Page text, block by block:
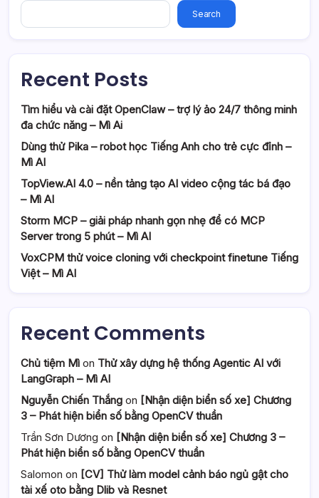
Search
Recent Posts
Tìm hiểu và cài đặt OpenClaw – trợ lý ảo 24/7 thông minh
đa chức năng – Mì Ai
Dùng thử Pika – robot học Tiếng Anh cho trẻ cực đỉnh –
Mì AI
TopView.AI 4.0 – nền tảng tạo AI video cộng tác bá đạo
– Mì AI
Storm MCP – giải pháp nhanh gọn nhẹ để có MCP
Server trong 5 phút – Mì AI
VoxCPM thử voice cloning với checkpoint finetune Tiếng
Việt – Mì AI
Recent Comments
Chủ tiệm Mì on Thử xây dựng hệ thống Agentic AI với
LangGraph – Mì AI
Nguyễn Chiến Thắng on [Nhận diện biển số xe] Chương
3 – Phát hiện biển số bằng OpenCV thuần
Trần Sơn Dương on [Nhận diện biển số xe] Chương 3 –
Phát hiện biển số bằng OpenCV thuần
Salomon on [CV] Thử làm model cảnh báo ngủ gật cho
tài xế oto bằng Dlib và Resnet